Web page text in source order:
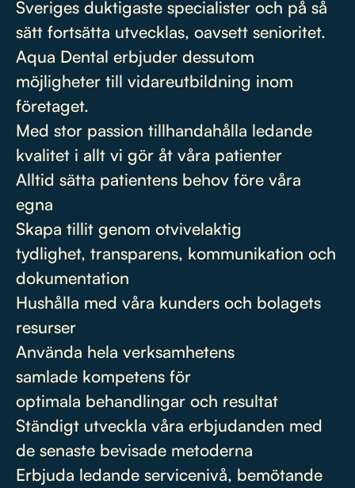
Sveriges duktigaste specialister och på så
sätt fortsätta utvecklas, oavsett senioritet.
Aqua Dental erbjuder dessutom
möjligheter till vidareutbildning inom
företaget.
Med stor passion tillhandahålla ledande
kvalitet i allt vi gör åt våra patienter
Alltid sätta patientens behov före våra
egna
Skapa tillit genom otvivelaktig
tydlighet, transparens, kommunikation och
dokumentation
Hushålla med våra kunders och bolagets
resurser
Använda hela verksamhetens
samlade kompetens för
optimala behandlingar och resultat
Ständigt utveckla våra erbjudanden med
de senaste bevisade metoderna
Erbjuda ledande servicenivå, bemötande